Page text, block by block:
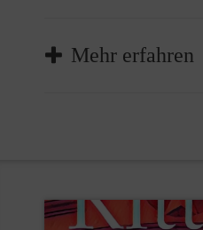
Mehr erfahren
Text erläutert auf